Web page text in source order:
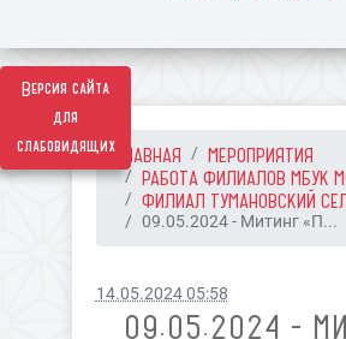
Версия сайта
для
слабовидящихГЛАВНАЯ
МЕРОПРИЯТИЯ
РАБОТА ФИЛИАЛОВ МБУК
ФИЛИАЛ ТУМАНОВСКИЙ
09.05.2024 - Митинг «П...
14.05.2024 05:58
09.05.2024 -